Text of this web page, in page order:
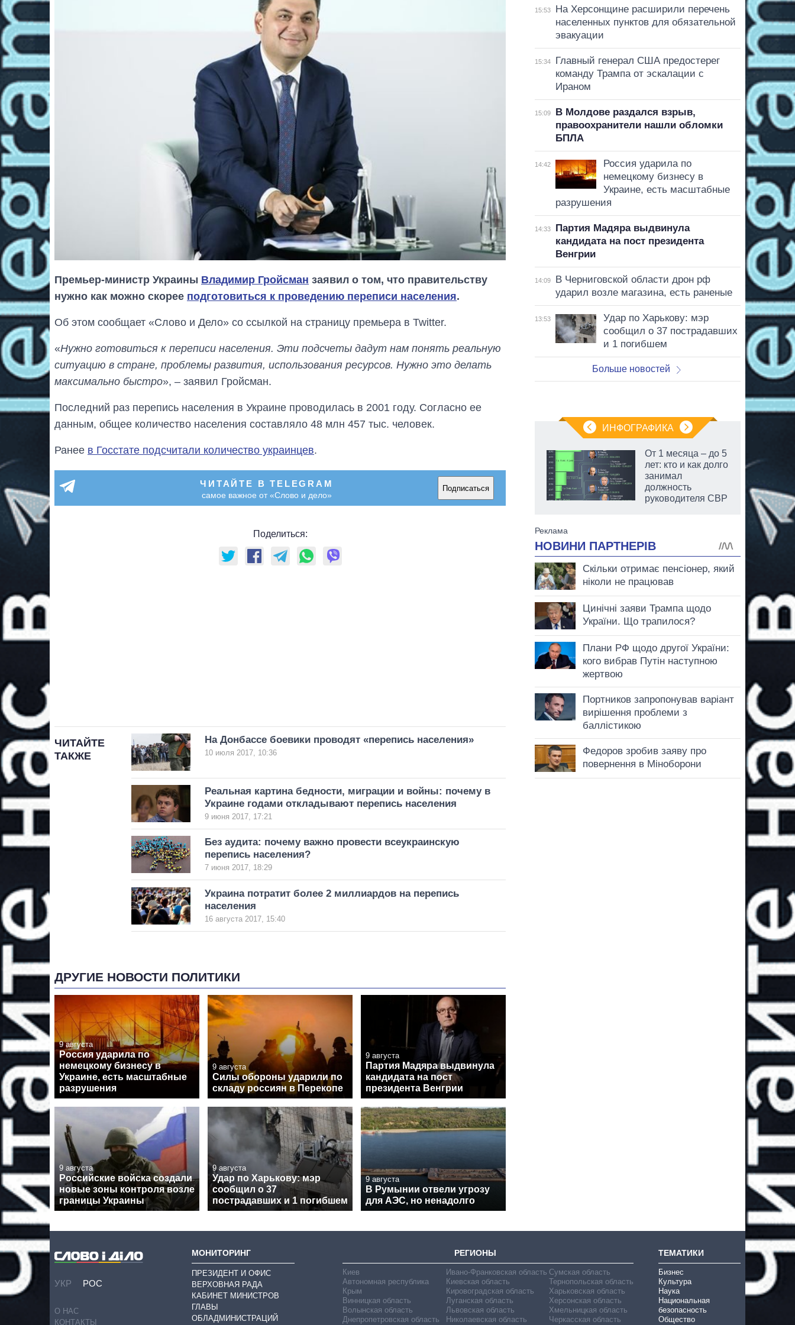
Премьер-министр Украины Владимир Гройсман заявил о том, что правительству
нужно как можно скорее подготовиться к проведению переписи населения.
Об этом сообщает «Слово и Дело» со ссылкой на страницу премьера в Twitter.
«Нужно готовиться к переписи населения. Эти подсчеты дадут нам понять реальную
ситуацию в стране, проблемы развития, использования ресурсов. Нужно это делать
максимально быстро», – заявил Гройсман.
Последний раз перепись населения в Украине проводилась в 2001 году. Согласно ее
данным, общее количество населения составляло 48 млн 457 тыс. человек.
Ранее в Госстате подсчитали количество украинцев.
ЧИТАЙТЕ В TELEGRAM
самое важное от «Слово и дело»
Подписаться
Поделиться:
ЧИТАЙТЕ
ТАКЖЕ
На Донбассе боевики проводят «перепись населения»
10 июля 2017, 10:36
Реальная картина бедности, миграции и войны: почему в
Украине годами откладывают перепись населения
9 июня 2017, 17:21
Без аудита: почему важно провести всеукраинскую
перепись населения?
7 июня 2017, 18:29
Украина потратит более 2 миллиардов на перепись
населения
16 августа 2017, 15:40
ДРУГИЕ НОВОСТИ ПОЛИТИКИ
9 августа
Россия ударила по
немецкому бизнесу в
Украине, есть масштабные
разрушения
9 августа
Силы обороны ударили по
складу россиян в Перекопе
9 августа
Партия Мадяра выдвинула
кандидата на пост
президента Венгрии
9 августа
Российские войска создали
новые зоны контроля возле
границы Украины
9 августа
Удар по Харькову: мэр
сообщил о 37
пострадавших и 1 погибшем
9 августа
В Румынии отвели угрозу
для АЭС, но ненадолго
15:53
На Херсонщине расширили перечень
населенных пунктов для обязательной
эвакуации
15:34
Главный генерал США предостерег
команду Трампа от эскалации с
Ираном
15:09
В Молдове раздался взрыв,
правоохранители нашли обломки
БПЛА
14:42
Россия ударила по
немецкому бизнесу в
Украине, есть масштабные
разрушения
14:33
Партия Мадяра выдвинула
кандидата на пост президента
Венгрии
14:09
В Черниговской области дрон рф
ударил возле магазина, есть раненые
13:53
Удар по Харькову: мэр
сообщил о 37 пострадавших
и 1 погибшем
Больше новостей
ИНФОГРАФИКА
выращивали в
Украине до и во
время большой
От 1 месяца – до 5
лет: кто и как долго
занимал
должность
руководителя СВР
УКР РОС
О НАС
КОНТАКТЫ
МОНИТОРИНГ
ПРЕЗИДЕНТ И ОФИС
ВЕРХОВНАЯ РАДА
КАБИНЕТ МИНИСТРОВ
ГЛАВЫ
ОБЛАДМИНИСТРАЦИЙ
РЕГИОНЫ
Киев
Автономная республика
Крым
Винницкая область
Волынская область
Днепропетровская область
Ивано-Франковская область
Киевская область
Кировоградская область
Луганская область
Львовская область
Николаевская область
Сумская область
Тернопольская область
Харьковская область
Херсонская область
Хмельницкая область
Черкасская область
ТЕМАТИКИ
Бизнес
Культура
Наука
Национальная
безопасность
Общество